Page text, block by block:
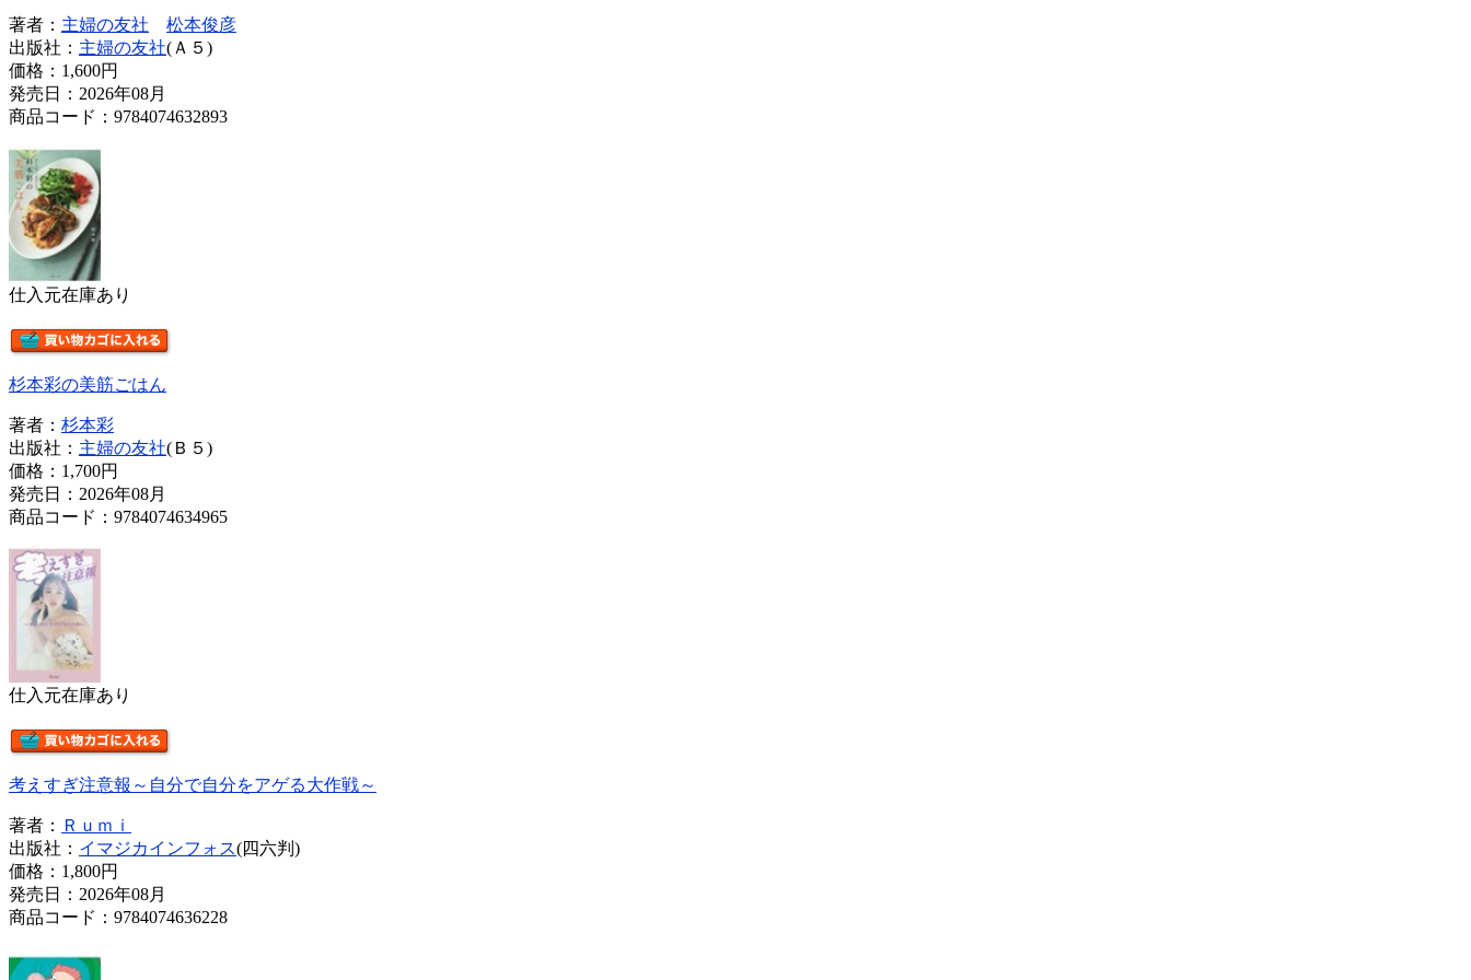
著者： 主婦の友社
松本俊彦
出版社： 主婦の友社(Ａ５)
価格： 1,600円
発売日：2026年08月
商品コード：9784074632893
仕入元在庫あり
杉本彩の美筋ごはん
著者： 杉本彩
出版社： 主婦の友社(Ｂ５)
価格： 1,700円
発売日：2026年08月
商品コード：9784074634965
仕入元在庫あり
考えすぎ注意報～自分で自分をアゲる大作戦～
著者：
Ｒｕｍｉ
出版社： イマジカインフォス(四六判)
価格： 1,800円
発売日：2026年08月
商品コード：9784074636228